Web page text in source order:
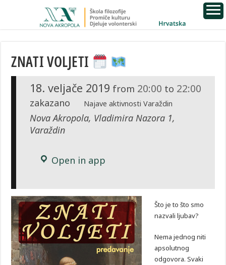
ZNATI VOLJETI
18. veljače 2019 from 20:00 to 22:00
zakazano Najave aktivnosti Varaždin
Nova Akropola, Vladimira Nazora 1,
Varaždin
Open in app
Što je to što smo
nazvali ljubav?
Nema jednog niti
apsolutnog
odgovora. Svaki